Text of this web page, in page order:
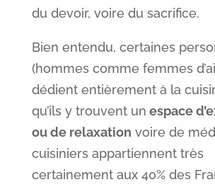
du devoir, voire du sacrifice.
Bien entendu, certaines
(hommes comme femmes
dédient entièrement à la
qu’ils y trouvent un espace
ou de relaxation voire de
cuisiniers appartiennent très
certainement aux 40% des